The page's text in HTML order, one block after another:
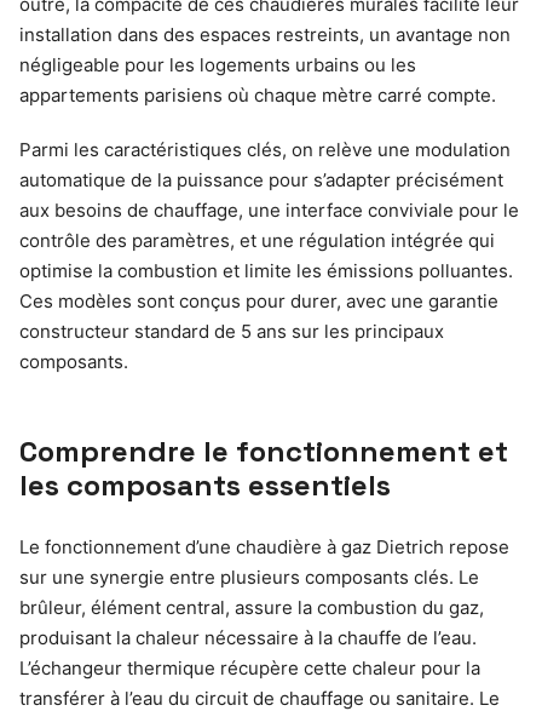
installation dans des espaces restreints, un avantage non
négligeable pour les logements urbains ou les
appartements parisiens où chaque mètre carré compte.
Parmi les caractéristiques clés, on relève une modulation
automatique de la puissance pour s’adapter précisément
aux besoins de chauffage, une interface conviviale pour le
contrôle des paramètres, et une régulation intégrée qui
optimise la combustion et limite les émissions polluantes.
Ces modèles sont conçus pour durer, avec une garantie
constructeur standard de 5 ans sur les principaux
composants.
Comprendre le fonctionnement et
les composants essentiels
Le fonctionnement d’une chaudière à gaz Dietrich repose
sur une synergie entre plusieurs composants clés. Le
brûleur, élément central, assure la combustion du gaz,
produisant la chaleur nécessaire à la chauffe de l’eau.
L’échangeur thermique récupère cette chaleur pour la
transférer à l’eau du circuit de chauffage ou sanitaire. Le